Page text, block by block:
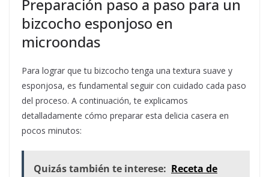
Preparación paso a paso para un
bizcocho esponjoso en
microondas
Para lograr que tu bizcocho tenga una textura suave y
esponjosa, es fundamental seguir con cuidado cada paso
del proceso. A continuación, te explicamos
detalladamente cómo preparar esta delicia casera en
pocos minutos:
Quizás también te interese: Receta de